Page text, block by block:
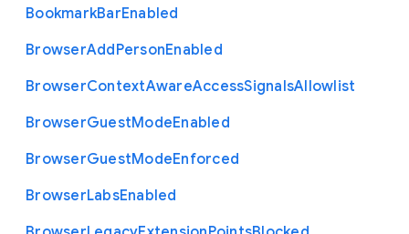
BookmarkBarEnabled
BrowserAddPersonEnabled
BrowserContextAwareAccessSignalsAllowlist
BrowserGuestModeEnabled
BrowserGuestModeEnforced
BrowserLabsEnabled